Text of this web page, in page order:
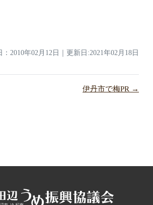
2010年02月12日 更新日:2021年02月18日
伊丹市で梅PR →